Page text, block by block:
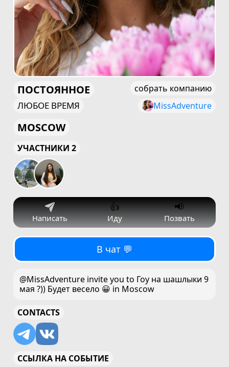
ПОСТОЯННОЕ
ЛЮБОЕ ВРЕМЯ
собрать компанию
MissAdventure
MOSCOW
УЧАСТНИКИ 2
Написать
👍
Иду
📢
Позвать
В чат 💬
@MissAdventure invite you to Гоу на шашлыки 9
мая ?)) Будет весело 😀 in Moscow
CONTACTS
ССЫЛКА НА СОБЫТИЕ